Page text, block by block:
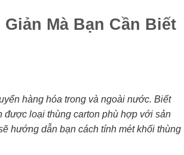
Mà Bạn Cần Biết
hàng hóa trong và ngoài nước. Biết
được loại thùng carton phù hợp với sản
hướng dẫn bạn cách tính mét khối thùng